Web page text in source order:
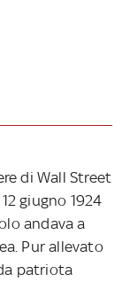
di Wall Street
giugno 1924
andava a
Pur allevato
patriota